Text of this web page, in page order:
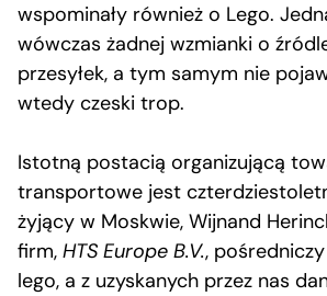
wspominały również o Lego.
wówczas żadnej wzmianki o
przesyłek, a tym samym nie
wtedy czeski trop.
Istotną postacią organizującą
transportowe jest
żyjący w Moskwie, Wijnand
firm, HTS Europe B.V.,
lego, a z uzyskanych przez nas